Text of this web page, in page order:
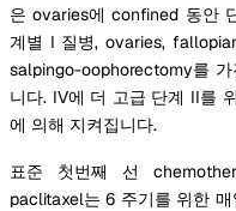
은 ovaries에 confined 동안
계별 I 질병, ovaries,
salpingo-oophorectomy를
니다. IV에 더 고급 단계 II를
에 의해 지켜집니다.
표준 첫번째 선
paclitaxel는 6 주기를 위한